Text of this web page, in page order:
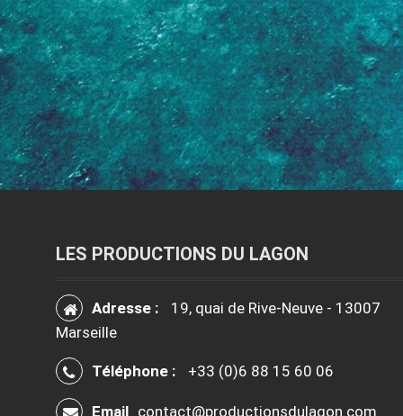
LES PRODUCTIONS DU LAGON
Adresse :
19, quai de Rive-Neuve - 13007
Marseille
Téléphone : +33 (0)6 88 15 60 06
Email contact@productionsdulagon.com